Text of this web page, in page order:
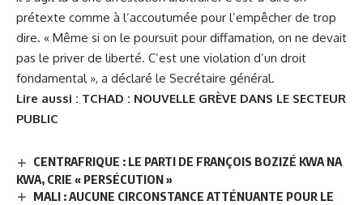
prétexte comme à l’accoutumée pour l’empêcher de trop
dire. « Même si on le poursuit pour diffamation, on ne devait
pas le priver de liberté. C’est une violation d’un droit
fondamental », a déclaré le Secrétaire général.
Lire aussi : TCHAD : NOUVELLE GRÈVE DANS LE SECTEUR
PUBLIC
CENTRAFRIQUE : LE PARTI DE FRANÇOIS BOZIZÉ KWA NA
KWA, CRIE « PERSÉCUTION »
MALI : AUCUNE CIRCONSTANCE ATTÉNUANTE POUR LE